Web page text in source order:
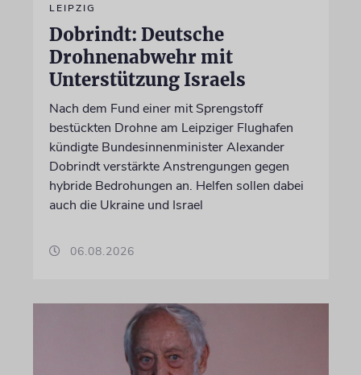
LEIPZIG
Dobrindt: Deutsche
Drohnenabwehr mit
Unterstützung Israels
Nach dem Fund einer mit Sprengstoff
bestückten Drohne am Leipziger Flughafen
kündigte Bundesinnenminister Alexander
Dobrindt verstärkte Anstrengungen gegen
hybride Bedrohungen an. Helfen sollen dabei
auch die Ukraine und Israel
06.08.2026